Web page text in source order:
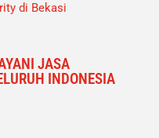
di Bekasi
JASA
INDONESIA